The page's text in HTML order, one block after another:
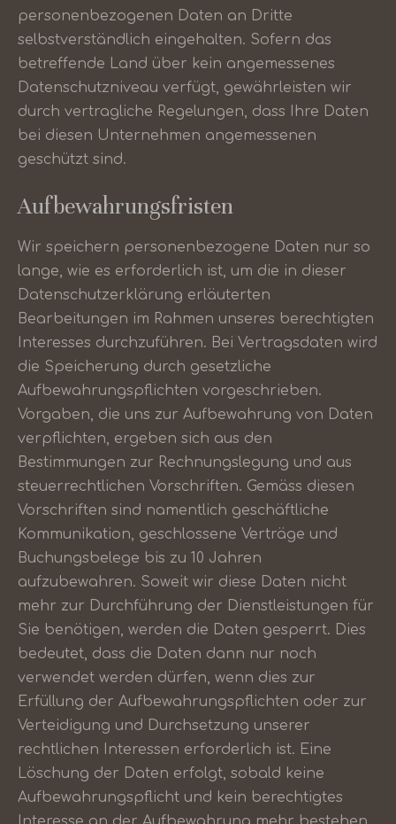
personenbezogenen Daten an Dritte
selbstverständlich eingehalten. Sofern das
betreffende Land über kein angemessenes
Datenschutzniveau verfügt, gewährleisten wir
durch vertragliche Regelungen, dass Ihre Daten
bei diesen Unternehmen angemessenen
geschützt sind.
Aufbewahrungsfristen
Wir speichern personenbezogene Daten nur so
lange, wie es erforderlich ist, um die in dieser
Datenschutzerklärung erläuterten
Bearbeitungen im Rahmen unseres berechtigten
Interesses durchzuführen. Bei Vertragsdaten wird
die Speicherung durch gesetzliche
Aufbewahrungspflichten vorgeschrieben.
Vorgaben, die uns zur Aufbewahrung von Daten
verpflichten, ergeben sich aus den
Bestimmungen zur Rechnungslegung und aus
steuerrechtlichen Vorschriften. Gemäss diesen
Vorschriften sind namentlich geschäftliche
Kommunikation, geschlossene Verträge und
Buchungsbelege bis zu 10 Jahren
aufzubewahren. Soweit wir diese Daten nicht
mehr zur Durchführung der Dienstleistungen für
Sie benötigen, werden die Daten gesperrt. Dies
bedeutet, dass die Daten dann nur noch
verwendet werden dürfen, wenn dies zur
Erfüllung der Aufbewahrungspflichten oder zur
Verteidigung und Durchsetzung unserer
rechtlichen Interessen erforderlich ist. Eine
Löschung der Daten erfolgt, sobald keine
Aufbewahrungspflicht und kein berechtigtes